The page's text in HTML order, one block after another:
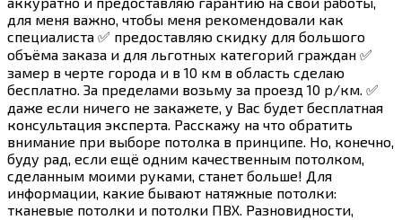
для меня важно, чтобы меня рекомендовали как
специалиста ✅ предоставляю скидку для большого
объёма заказа и для льготных категорий граждан ✅
замер в черте города и в 10 км в область сделаю
бесплатно. За пределами возьму за проезд 10 р/км. ✅
даже если ничего не закажете, у Вас будет бесплатная
консультация эксперта. Расскажу на что обратить
внимание при выборе потолка в принципе. Но, конечно,
буду рад, если ещё одним качественным потолком,
сделанным моими руками, станет больше! Для
информации, какие бывают натяжные потолки:
тканевые потолки и потолки ПВХ. Разновидности,